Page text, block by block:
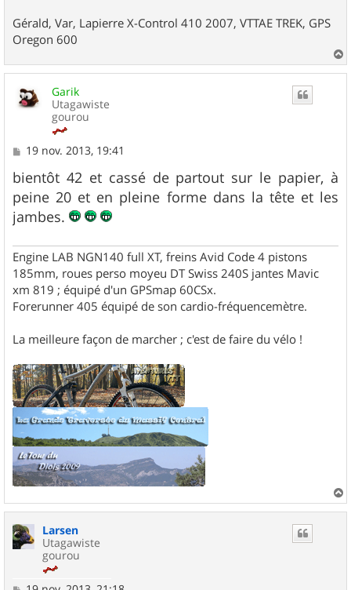
Gérald, Var, Lapierre X-Control 410 2007, VTTAE TREK, GPS
Oregon 600
a
Garik
Utagawiste
gourou
M
s
s
a
g
e
19 nov. 2013, 19:41
bientôt 42 et cassé de partout sur le papier, à
peine 20 et en pleine forme dans la tête et les
jambes.
Engine LAB NGN140 full XT, freins Avid Code 4 pistons
185mm, roues perso moyeu DT Swiss 240S jantes Mavic
xm 819 ; équipé d'un GPSmap 60CSx.
Forerunner 405 équipé de son cardio-fréquencemètre.
La meilleure façon de marcher ; c'est de faire du vélo !
a
Larsen
Utagawiste
gourou